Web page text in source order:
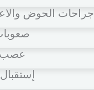
جراحات الحوض
عصب